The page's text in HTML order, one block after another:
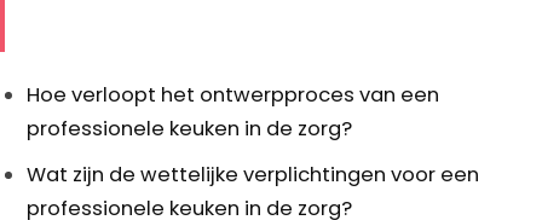
Hoe verloopt het ontwerpproces van een
professionele keuken in de zorg?
Wat zijn de wettelijke verplichtingen voor een
professionele keuken in de zorg?